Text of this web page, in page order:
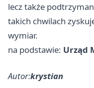
lecz także
takich chwilach
wymiar.
na podstawie: Urząd
Autor:krystian